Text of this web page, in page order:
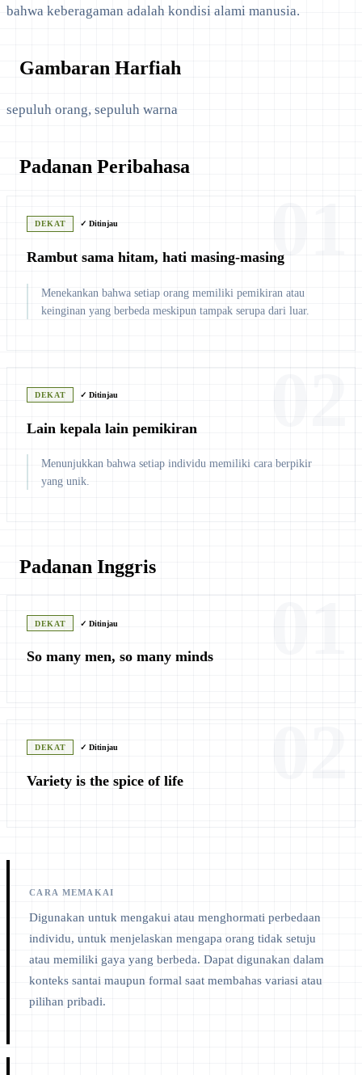
bahwa keberagaman adalah kondisi alami manusia.
Gambaran Harfiah
sepuluh orang, sepuluh warna
Padanan Peribahasa
DEKAT ✓ Ditinjau
Rambut sama hitam, hati masing-masing
Menekankan bahwa setiap orang memiliki pemikiran atau
keinginan yang berbeda meskipun tampak serupa dari luar.
DEKAT ✓ Ditinjau
Lain kepala lain pemikiran
Menunjukkan bahwa setiap individu memiliki cara berpikir
yang unik.
Padanan Inggris
DEKAT ✓ Ditinjau
So many men, so many minds
DEKAT ✓ Ditinjau
Variety is the spice of life
CARA MEMAKAI
Digunakan untuk mengakui atau menghormati perbedaan
individu, untuk menjelaskan mengapa orang tidak setuju
atau memiliki gaya yang berbeda. Dapat digunakan dalam
konteks santai maupun formal saat membahas variasi atau
pilihan pribadi.